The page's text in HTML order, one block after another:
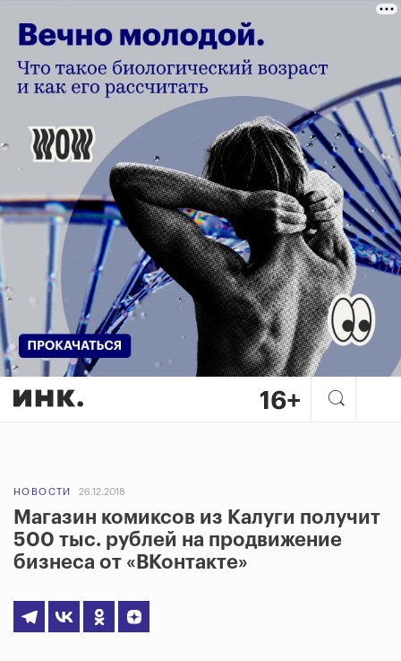
НОВОСТИ 26.12.2018
Магазин комиксов из Калуги получит
500 тыс. рублей на продвижение
бизнеса от «ВКонтакте»